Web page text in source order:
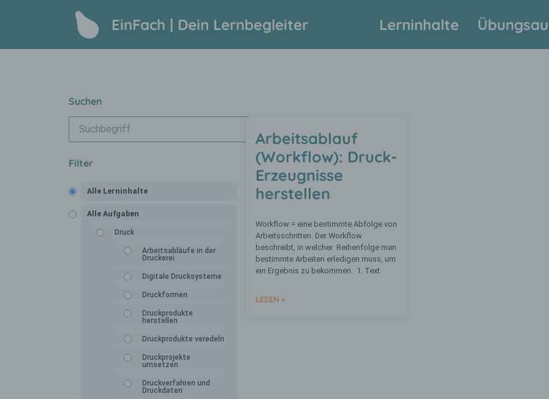
EinFach | Dein Lernbegleiter Lerninhalte
Suchen
Filter
Alle Lerninhalte
Alle Aufgaben
Druck
Arbeitsabläufe in der
Druckerei
Digitale Drucksysteme
Druckformen
Druckprodukte
herstellen
Druckprodukte veredeln
Druckprojekte
umsetzen
Druckverfahren und
Druckdaten
Arbeitsablauf
(Workflow): Druck-
Erzeugnisse
herstellen
Workflow = eine bestimmte Abfolge von
Arbeitsschritten. Der Workflow
beschreibt, in welcher Reihenfolge man
bestimmte Arbeiten erledigen muss, um
ein Ergebnis zu bekommen. 1. Text
LESEN »